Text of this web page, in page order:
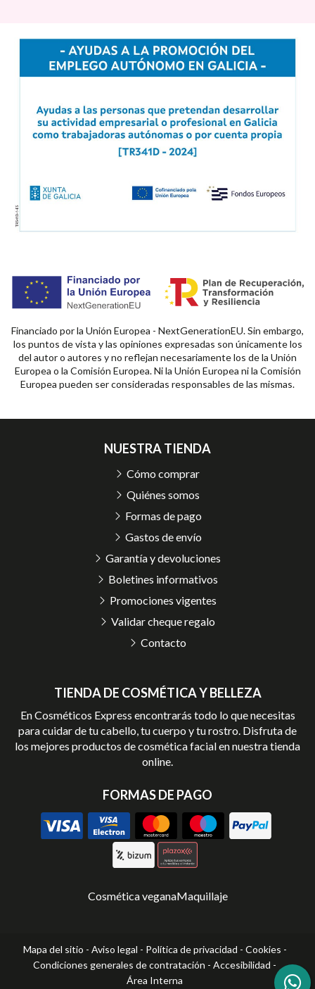
Financiado por la Unión Europea - NextGenerationEU. Sin embargo,
los puntos de vista y las opiniones expresadas son únicamente los
del autor o autores y no reflejan necesariamente los de la Unión
Europea o la Comisión Europea. Ni la Unión Europea ni la Comisión
Europea pueden ser consideradas responsables de las mismas.
TIENDA DE COSMÉTICA Y BELLEZA
En Cosméticos Express encontrarás todo lo que necesitas
para cuidar de tu cabello, tu cuerpo y tu rostro. Disfruta de
los mejores productos de cosmética facial en nuestra tienda
online.
FORMAS DE PAGO
NUESTRA TIENDA
Cómo comprar
Quiénes somos
Formas de pago
Gastos de envío
Garantía y devoluciones
Boletines informativos
Promociones vigentes
Validar cheque regalo
Contacto
Cosmética veganaMaquillaje
Mapa del sitio - Aviso legal - Política de privacidad - Cookies -
Condiciones generales de contratación - Accesibilidad -
Área Interna